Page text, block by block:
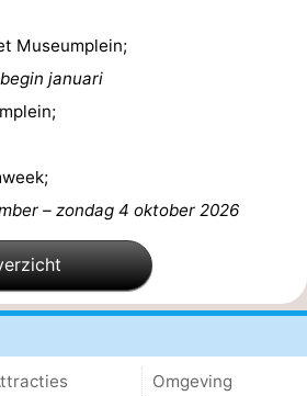
Museumplein;
januari
– zondag 4 oktober 2026
Omgeving